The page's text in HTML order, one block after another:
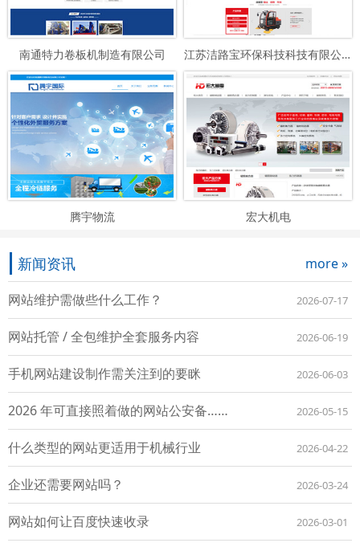
南通特力卷板机制造有限公司 江苏洁路宝环保科技科技有限公司
腾宇物流 宏大机电
新闻资讯 more »
网站维护需做些什么工作？ 2026-07-17
网站托管 / 全包维护全套服务内容 2026-06-19
手机网站建设制作需关注到的要眯 2026-06-03
2026 年可直接照着做的网站公安备…… 2026-05-15
什么类型的网站更适用于机械行业 2026-04-22
企业还需要网站吗？ 2026-03-24
网站如何让百度快速收录 2026-03-01